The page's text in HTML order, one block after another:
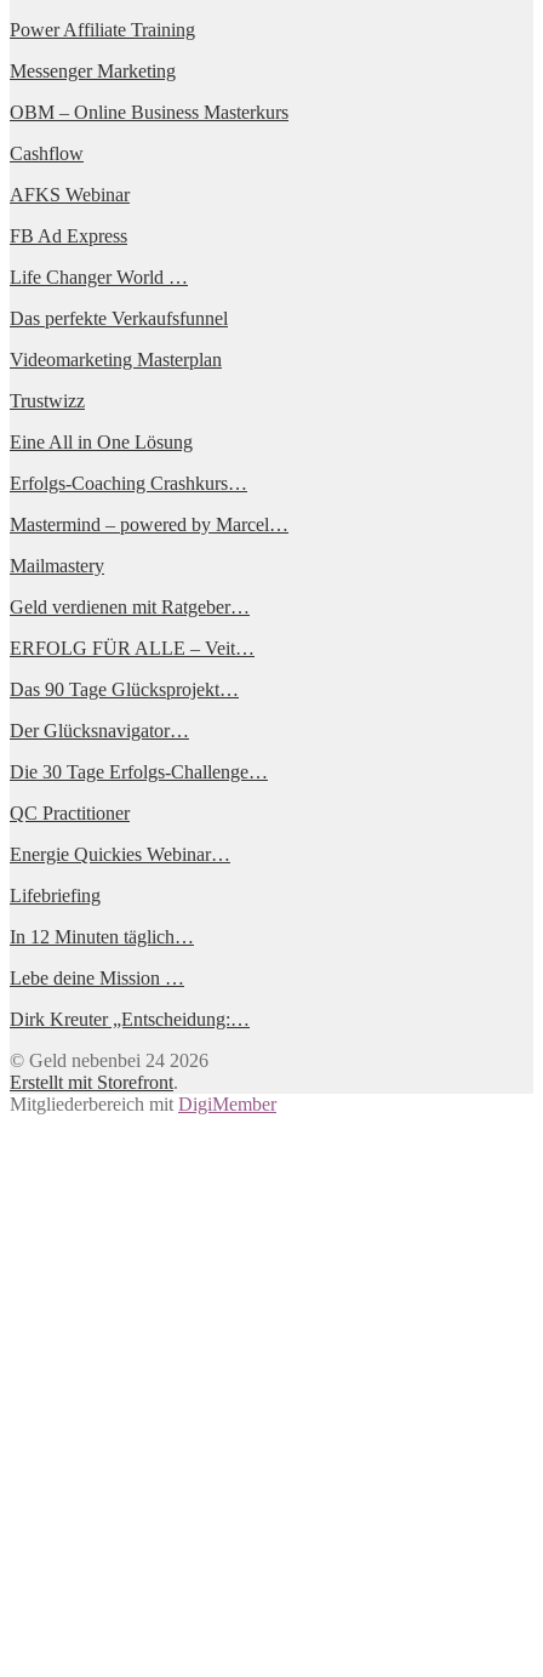
Power Affiliate Training
Messenger Marketing
OBM – Online Business Masterkurs
Cashflow
AFKS Webinar
FB Ad Express
Life Changer World …
Das perfekte Verkaufsfunnel
Videomarketing Masterplan
Trustwizz
Eine All in One Lösung
Erfolgs-Coaching Crashkurs…
Mastermind – powered by Marcel…
Mailmastery
Geld verdienen mit Ratgeber…
ERFOLG FÜR ALLE – Veit…
Das 90 Tage Glücksprojekt…
Der Glücksnavigator…
Die 30 Tage Erfolgs-Challenge…
QC Practitioner
Energie Quickies Webinar…
Lifebriefing
In 12 Minuten täglich…
Lebe deine Mission …
Dirk Kreuter „Entscheidung:…
© Geld nebenbei 24 2026
Erstellt mit Storefront.
Mitgliederbereich mit DigiMember